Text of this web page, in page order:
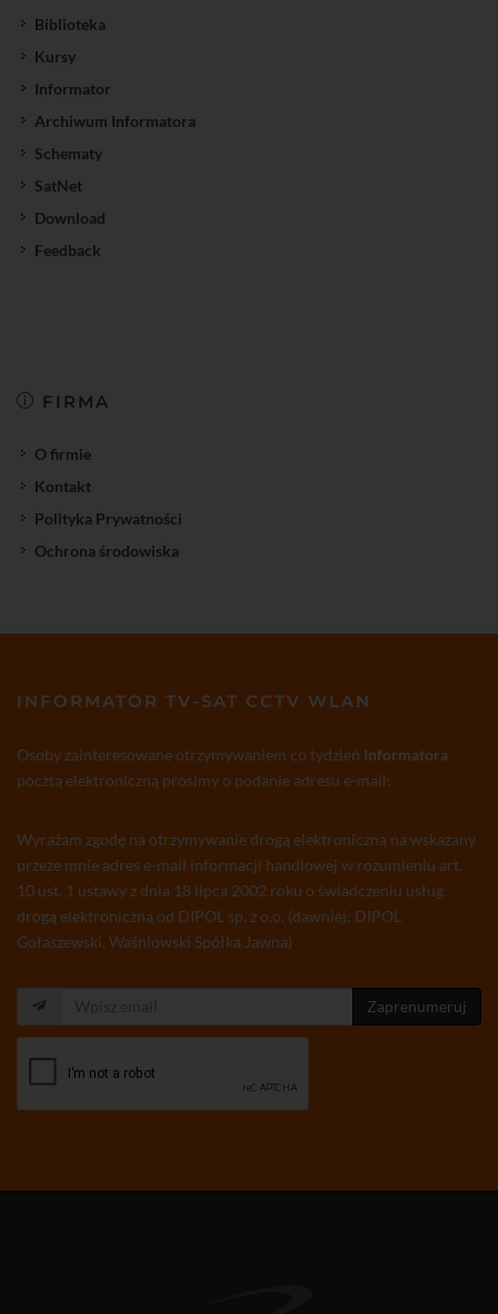
Biblioteka
Kursy
Informator
Archiwum Informatora
Schematy
SatNet
Download
Feedback
FIRMA
O firmie
Kontakt
Polityka Prywatności
Ochrona środowiska
INFORMATOR TV-SAT CCTV WLAN
Osoby zainteresowane otrzymywaniem co tydzień Informatora
pocztą elektroniczną prosimy o podanie adresu e-mail:
Wyrażam zgodę na otrzymywanie drogą elektroniczną na wskazany
przeze mnie adres e-mail informacji handlowej w rozumieniu art.
10 ust. 1 ustawy z dnia 18 lipca 2002 roku o świadczeniu usług
drogą elektroniczną od DIPOL sp. z o.o. (dawniej: DIPOL
Gołaszewski, Waśniowski Spółka Jawna)
Zaprenumeruj